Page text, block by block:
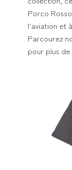
Porco
l’aviation et
Parcourez
pour plus